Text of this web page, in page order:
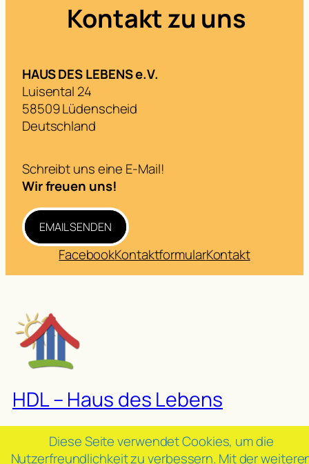
Kontakt zu uns
HAUS DES LEBENS e.V.
Luisental 24
58509 Lüdenscheid
Deutschland
Schreibt uns eine E-Mail!
Wir freuen uns!
EMAIL SENDEN
FacebookKontaktformularKontakt
HDL – Haus des Lebens
Verein zur Förderung sozial-missionarischer
Diese Seite verwendet Cookies, um die
Nutzerfreundlichkeit zu verbessern. Mit der